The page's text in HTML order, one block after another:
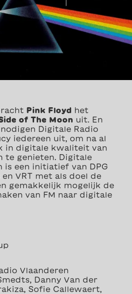
Pink Floyd het
of The Moon uit. En
Digitale Radio
iedereen uit, om na al
in digitale kwaliteit van
te genieten. Digitale
is een initiatief van DPG
en VRT met als doel de
gemakkelijk mogelijk de
van FM naar digitale
Vlaanderen
Danny Van der
Sofie Callewaert,